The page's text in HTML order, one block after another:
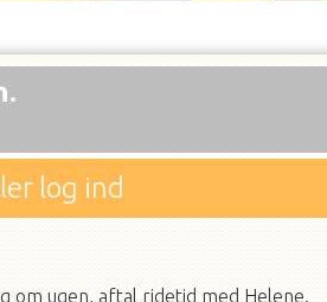
log ind
om ugen, aftal ridetid med Helene.